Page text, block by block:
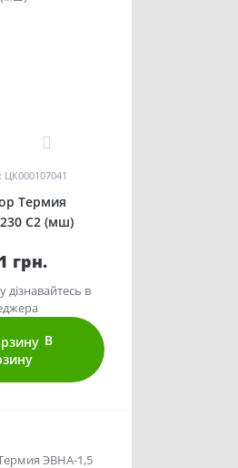
0
ЦК000107041
Термия
С2 (мш)
грн.
дізнавайтесь в
В